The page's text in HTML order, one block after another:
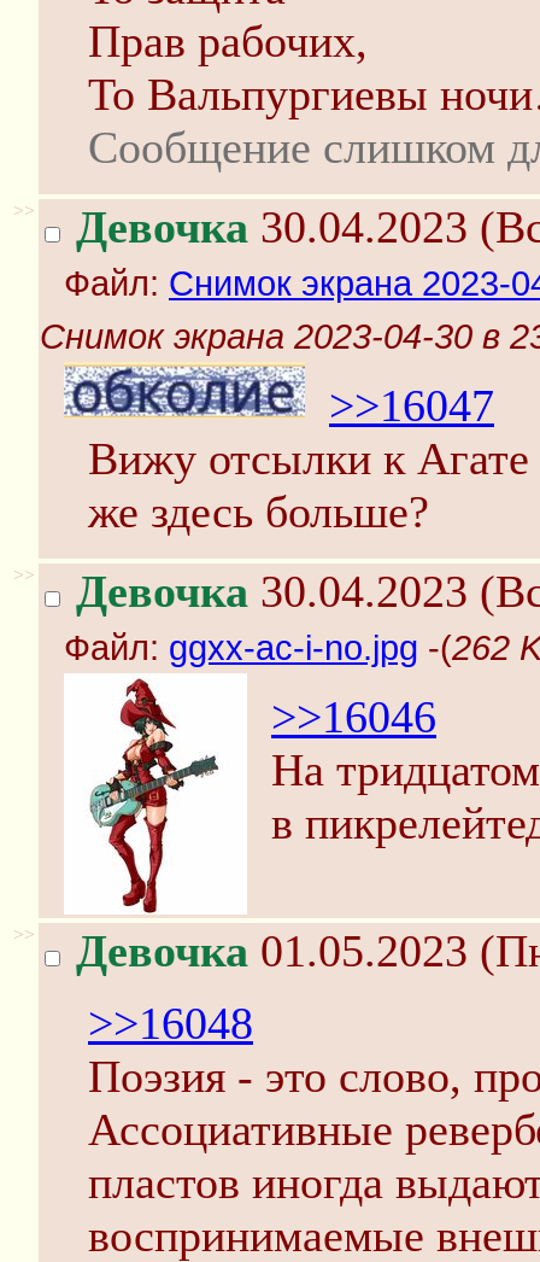
Прав рабочих,
То Вальпургиевы
Сообщение слишком
>> Девочка 30.04.2023
Файл: Снимок экрана 2023-
Снимок экрана 2023-04-30 в
>>16047
Вижу отсылки к
же здесь больше?
>> Девочка 30.04.2023
Файл: ggxx-ac-i-no.jpg -(262
>>16046
На
в
>> Девочка 01.05.2023
>>16048
Поэзия - это слово,
Ассоциативные
пластов иногда
воспринимаемые